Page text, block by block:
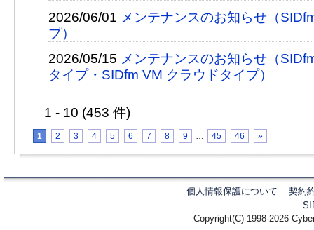
2026/06/01 メンテナンスのお知らせ（
プ）
2026/05/15 メンテナンスのお知らせ（
タイプ・SIDfm VM クラウドタイプ）
1 - 10 (453 件)
1 2 3 4 5 6 7 8 9 … 45 46 »
個人情報保護について
契約
Copyright(C) 1998-2026